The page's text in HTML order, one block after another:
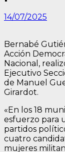
14/07/2025
Bernabé
Acción
Nacional,
Ejecutivo
de Manuel
Girardot.
«En los 18
esfuerzo para
partidos
cuatro
mujeres